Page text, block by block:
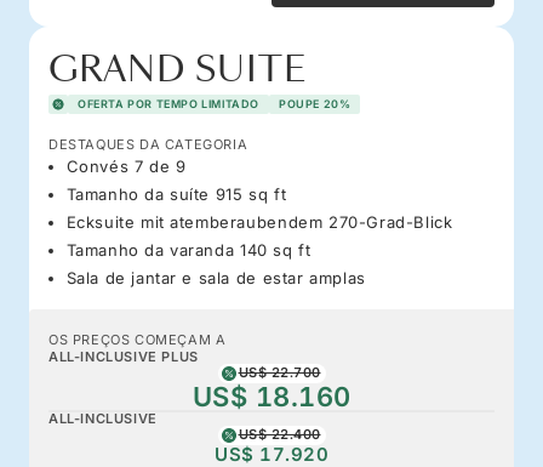
GRAND SUITE
OFERTA POR TEMPO LIMITADO POUPE 20%
DESTAQUES DA CATEGORIA
Convés 7 de 9
Tamanho da suíte 915 sq ft
Ecksuite mit atemberaubendem 270-Grad-Blick
Tamanho da varanda 140 sq ft
Sala de jantar e sala de estar amplas
OS PREÇOS COMEÇAM A
ALL-INCLUSIVE PLUS
US$ 22.700
US$ 18.160
ALL-INCLUSIVE
US$ 22.400
US$ 17.920